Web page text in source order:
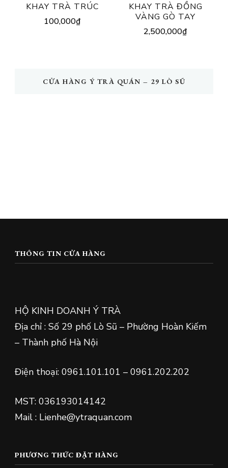
KHAY TRÀ TRÚC
100,000₫
KHAY TRÀ ĐỒNG
VÀNG GÒ TAY
2,500,000₫
CỬA HÀNG Ý TRÀ QUÁN – 29 LÒ SŨ
THÔNG TIN CỬA HÀNG
HỘ KINH DOANH Ý TRÀ
Địa chỉ : Số 29 phố Lò Sũ – Phường Hoàn Kiếm
– Thành phố Hà Nội
Điện thoại: 0961.101.101 – 0961.202.202
MST: 036193014142
Mail : Lienhe@ytraquan.com
PHƯƠNG THỨC ĐẶT HÀNG